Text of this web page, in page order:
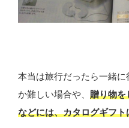
本当は旅行だったら一緒
か難しい場合や、 贈り物を
などには、カタログギフ